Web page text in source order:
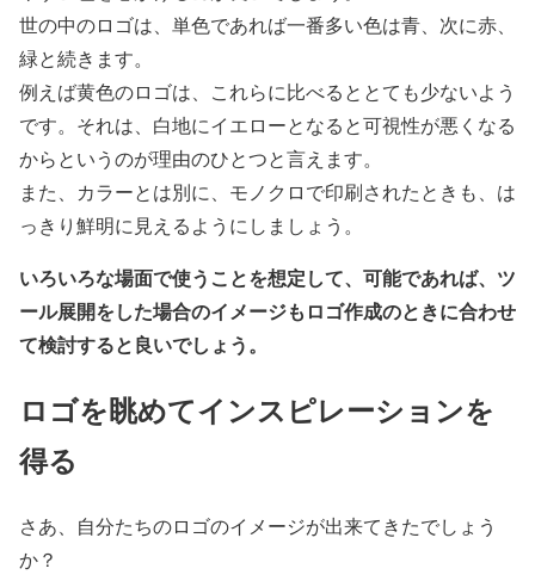
世の中のロゴは、単色であれば一番多い色は青、次に赤、
緑と続きます。
例えば黄色のロゴは、これらに比べるととても少ないよう
です。それは、白地にイエローとなると可視性が悪くなる
からというのが理由のひとつと言えます。
また、カラーとは別に、モノクロで印刷されたときも、は
っきり鮮明に見えるようにしましょう。
いろいろな場面で使うことを想定して、可能であれば、ツ
ール展開をした場合のイメージもロゴ作成のときに合わせ
て検討すると良いでしょう。
ロゴを眺めてインスピレーションを
得る
さあ、自分たちのロゴのイメージが出来てきたでしょう
か？